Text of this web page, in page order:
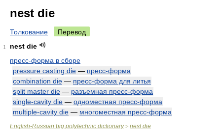
nest die
Толкование Перевод
1
nest die
пресс-форма в сборе
pressure casting die — пресс-форма
combination die — пресс-форма для литья
split master die — разъемная пресс-форма
single-cavity die — одноместная пресс-форма
multiple-cavity die — многоместная пресс-форма
English-Russian big polytechnic dictionary> nest die